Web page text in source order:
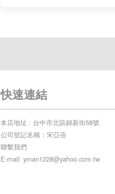
快速連結
本店地址 : 台中市北區錦新街58號
公司登記名稱：宋亞蓓
聯繫我們
E-mail: yman1228@yahoo.com.tw